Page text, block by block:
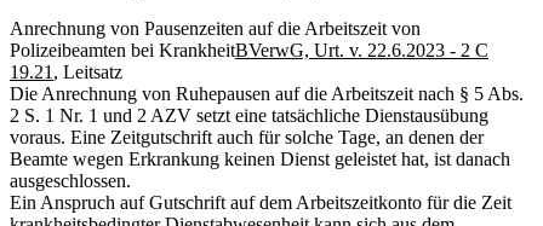
Anrechnung von Pausenzeiten auf die Arbeitszeit von
Polizeibeamten bei KrankheitBVerwG, Urt. v. 22.6.2023 - 2 C
19.21 , Leitsatz
Die Anrechnung von Ruhepausen auf die Arbeitszeit nach § 5 Abs.
2 S. 1 Nr. 1 und 2 AZV setzt eine tatsächliche Dienstausübung
voraus. Eine Zeitgutschrift auch für solche Tage, an denen der
Beamte wegen Erkrankung keinen Dienst geleistet hat, ist danach
ausgeschlossen.
Ein Anspruch auf Gutschrift auf dem Arbeitszeitkonto für die Zeit